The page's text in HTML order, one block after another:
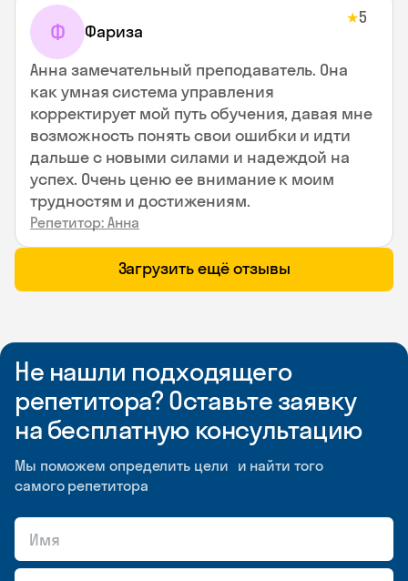
Ф Фариза
★5
Анна замечательный преподаватель. Она
как умная система управления
корректирует мой путь обучения, давая мне
возможность понять свои ошибки и идти
дальше с новыми силами и надеждой на
успех. Очень ценю ее внимание к моим
трудностям и достижениям.
Репетитор: Анна
Загрузить ещё отзывы
Не нашли подходящего
репетитора? Оставьте заявку
на бесплатную консультацию
Мы поможем определить цели и найти того
самого репетитора